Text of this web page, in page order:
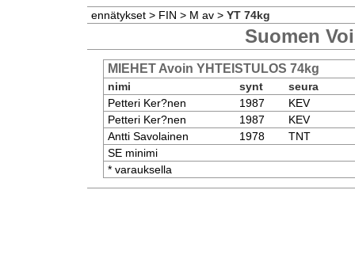
ennätykset > FIN > M av > YT 74kg
Suomen
MIEHET Avoin YHTEISTULOS 74kg
nimi synt
seura
Petteri Ker?nen
1987
KEV
Petteri Ker?nen
1987
KEV
Antti Savolainen
1978
TNT
SE minimi
* varauksella